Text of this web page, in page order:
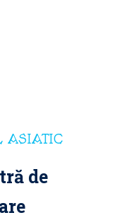
ASIATIC
de